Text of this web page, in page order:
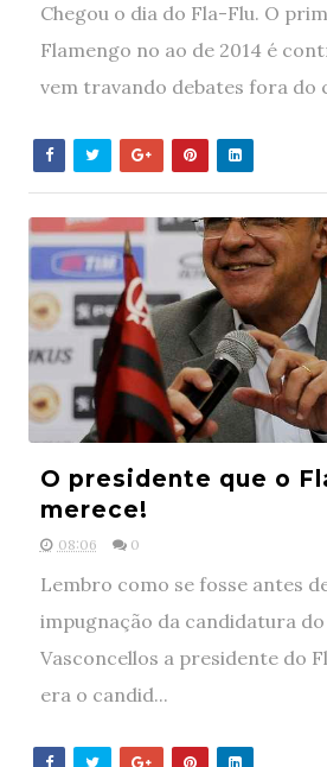
Chegou o dia do Fla-Flu. O
Flamengo no ao de 2014 é
vem travando debates fora do
O presidente que o
merece!
08:06 0
Lembro como se fosse antes
impugnação da candidatura
Vasconcellos a presidente do
era o candid...